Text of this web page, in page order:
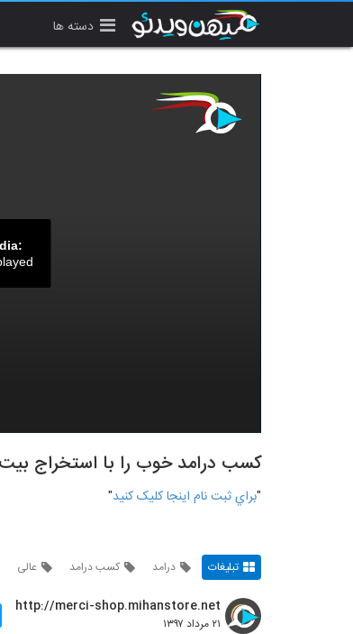
دسته ها
کسب درامد خوب را با استخراج بیت
"براي ثبت نام اينجا کليک کنيد"
تبلیغات درامد کسب درامد عالی
http://merci-shop.mihanstore.net
۲۱ مرداد ۱۳۹۷